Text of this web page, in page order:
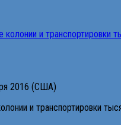
2016 (США)
и транспортировки